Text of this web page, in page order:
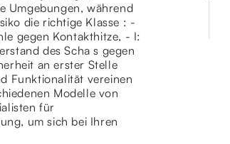
Umgebungen, während
die richtige Klasse : -
gegen Kontakthitze, - I:
des Scha s gegen
an erster Stelle
Funktionalität vereinen
Modelle von
für
um sich bei Ihren